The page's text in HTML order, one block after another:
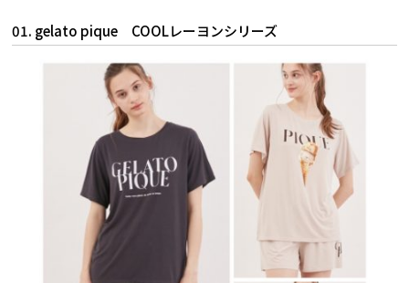
01. gelato pique COOLレーヨンシリーズ